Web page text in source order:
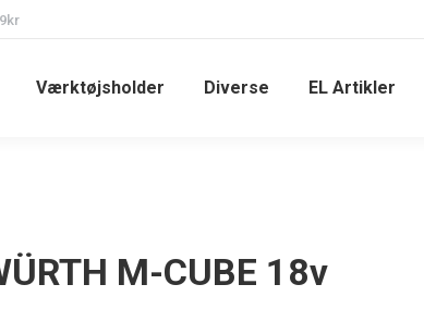
Værktøjsholder Diverse EL Artikler
M-CUBE 18v